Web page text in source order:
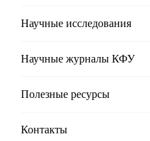
Научные исследования
Научные журналы КФУ
Полезные реcурсы
Контакты